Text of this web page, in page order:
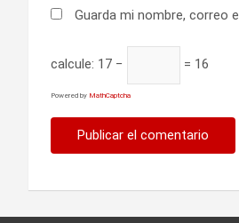
Guarda mi nombre, correo
calcule: 17 − = 16
Powered by MathCaptcha